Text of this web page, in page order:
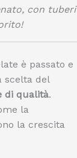
con tuberi
è passato e
scelta del
di qualità.
la
la crescita